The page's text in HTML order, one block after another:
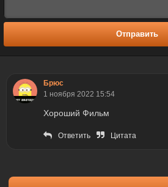
Отправить
Брюс
1 ноября 2022 15:54
Хороший Фильм
Ответить Цитата